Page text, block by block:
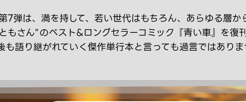
7弾は、満を持して、若い世代はもちろん、あらゆる層か
もさん”のベスト&ロングセラーコミック『青い車』を復刊
も語り継がれていく傑作単行本と言っても過言ではありま